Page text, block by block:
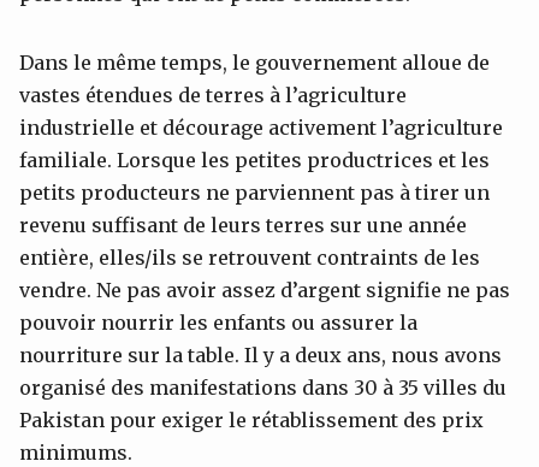
Dans le même temps, le gouvernement alloue de
vastes étendues de terres à l’agriculture
industrielle et décourage activement l’agriculture
familiale. Lorsque les petites productrices et les
petits producteurs ne parviennent pas à tirer un
revenu suffisant de leurs terres sur une année
entière, elles/ils se retrouvent contraints de les
vendre. Ne pas avoir assez d’argent signifie ne pas
pouvoir nourrir les enfants ou assurer la
nourriture sur la table. Il y a deux ans, nous avons
organisé des manifestations dans 30 à 35 villes du
Pakistan pour exiger le rétablissement des prix
minimums.